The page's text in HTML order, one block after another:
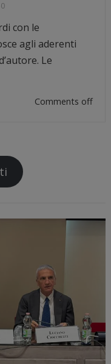
con le
agli aderenti
Le
Comments off